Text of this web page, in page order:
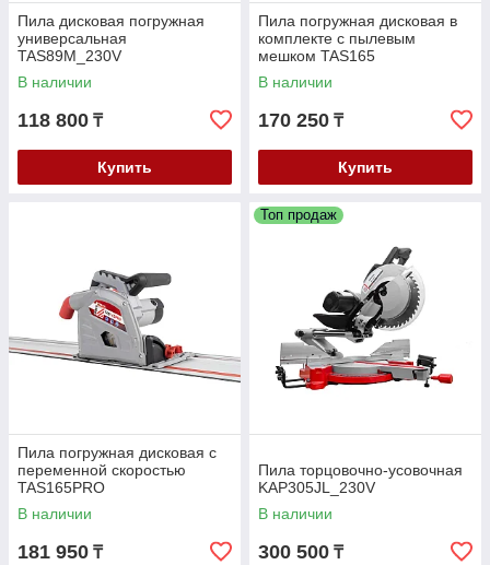
Пила дисковая погружная
универсальная
TAS89M_230V
В наличии
118 800 ₸
Купить
Пила погружная дисковая в
комплекте с пылевым
мешком TAS165
В наличии
170 250 ₸
Купить
Пила погружная дисковая с
переменной скоростью
TAS165PRO
В наличии
181 950 ₸
Топ продаж
Пила торцовочно-усовочная
KAP305JL_230V
В наличии
300 500 ₸